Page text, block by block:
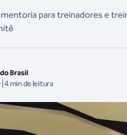
para treinadores e
Brasil
| 4 min de leitura